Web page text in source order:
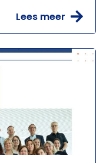
Lees meer